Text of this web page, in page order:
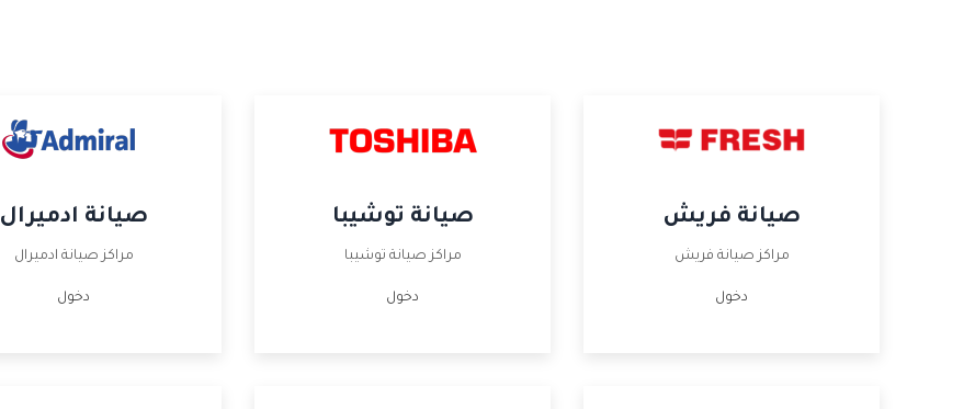
صيانة فريش
مراكز صيانة فريش
دخول
صيانة توشيبا
مراكز صيانة توشيبا
دخول
صيانة ادميرال
مراكز صيانة ادميرال
دخول